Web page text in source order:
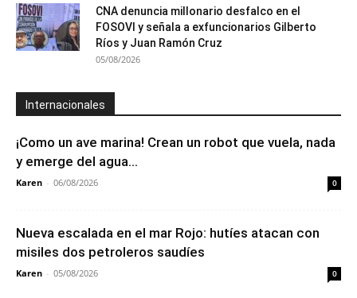
CNA denuncia millonario desfalco en el
FOSOVI y señala a exfuncionarios Gilberto
Ríos y Juan Ramón Cruz
05/08/2026
Internacionales
¡Como un ave marina! Crean un robot que vuela, nada
y emerge del agua...
Karen - 06/08/2026 0
Nueva escalada en el mar Rojo: hutíes atacan con
misiles dos petroleros saudíes
Karen - 05/08/2026 0